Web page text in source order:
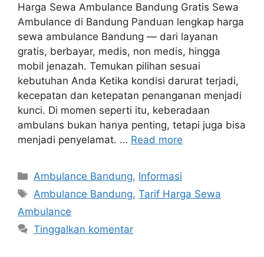
Harga Sewa Ambulance Bandung Gratis Sewa
Ambulance di Bandung Panduan lengkap harga
sewa ambulance Bandung — dari layanan
gratis, berbayar, medis, non medis, hingga
mobil jenazah. Temukan pilihan sesuai
kebutuhan Anda Ketika kondisi darurat terjadi,
kecepatan dan ketepatan penanganan menjadi
kunci. Di momen seperti itu, keberadaan
ambulans bukan hanya penting, tetapi juga bisa
menjadi penyelamat. … Read more
Kategori
Ambulance Bandung, Informasi
Tag
Ambulance Bandung,Tarif Harga Sewa
Ambulance
Tinggalkan komentar